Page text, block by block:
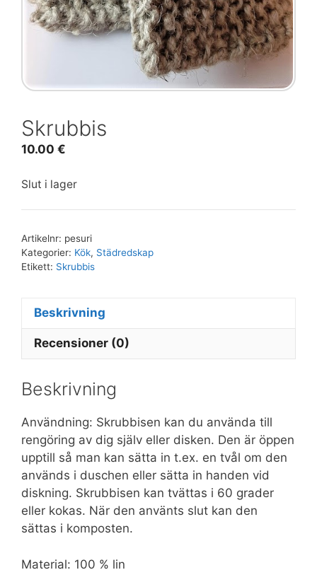
Skrubbis
10.00 €
Slut i lager
Artikelnr: pesuri
Kategorier: Kök, Städredskap
Etikett: Skrubbis
Beskrivning
Recensioner (0)
Beskrivning
Användning: Skrubbisen kan du använda till
rengöring av dig själv eller disken. Den är öppen
upptill så man kan sätta in t.ex. en tvål om den
används i duschen eller sätta in handen vid
diskning. Skrubbisen kan tvättas i 60 grader
eller kokas. När den använts slut kan den
sättas i komposten.
Material: 100 % lin